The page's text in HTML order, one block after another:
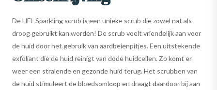
De HFL Sparkling scrub is een unieke scrub die zowel nat als
droog gebruikt kan worden! De scrub voelt vriendelijk aan voor
de huid door het gebruik van aardbeienpitjes. Een uitstekende
exfoliant die de huid reinigt van dode huidcellen. Zo komt er
weer een stralende en gezonde huid terug. Het scrubben van
de huid stimuleert de bloedsomloop en draagt daardoor bij aan